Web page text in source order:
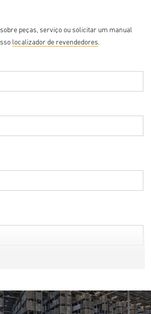
peças, serviço ou solicitar um manual
localizador de revendedores.